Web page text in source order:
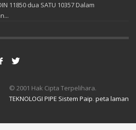
11850 dua SATU 10357 Dalam
© 2001 Hak Cipta Terpelihara.
TEKNOLOGI PIPE Sistem Paip. peta laman